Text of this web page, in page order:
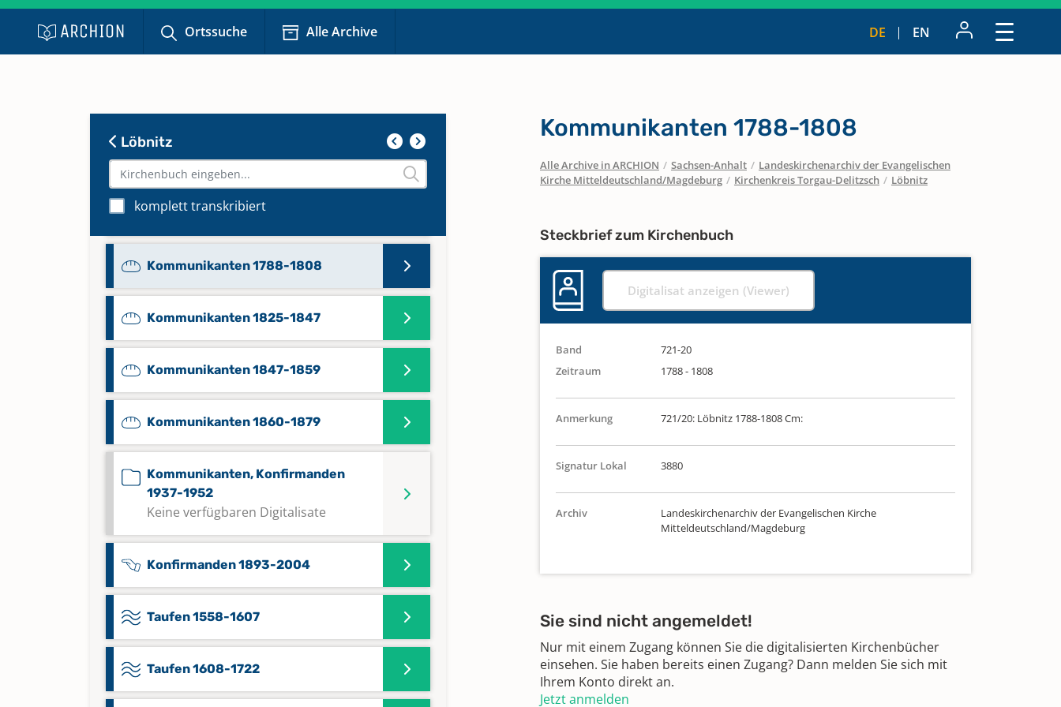
Ortssuche Alle Archive DE EN
Löbnitz
komplett transkribiert
Trauungen 1801-1818
Beerdigungen 1560-1742
Beerdigungen 1892-1996
Kommunikanten 1788-1808
Kommunikanten 1825-1847
Kommunikanten 1847-1859
Kommunikanten 1860-1879
Kommunikanten, Konfirmanden
1937-1952
Keine verfügbaren Digitalisate
Konfirmanden 1893-2004
Taufen 1558-1607
Taufen 1608-1722
Kommunikanten 1788-1808
Alle Archive in ARCHION / Sachsen-Anhalt / Landeskirchenarchiv der Evangelischen
Kirche Mitteldeutschland/Magdeburg / Kirchenkreis Torgau-Delitzsch / Löbnitz
Steckbrief zum Kirchenbuch
Digitalisat anzeigen (Viewer)
Band
721-20
Zeitraum
1788 - 1808
Anmerkung 721/20: Löbnitz 1788-1808 Cm:
Signatur Lokal 3880
Archiv
Landeskirchenarchiv der Evangelischen Kirche
Mitteldeutschland/Magdeburg
Sie sind nicht angemeldet!
Nur mit einem Zugang können Sie die digitalisierten Kirchenbücher
einsehen. Sie haben bereits einen Zugang? Dann melden Sie sich mit
Ihrem Konto direkt an.
Jetzt anmelden